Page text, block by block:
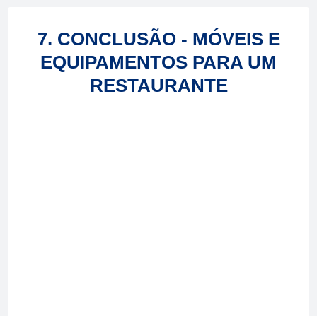
7. CONCLUSÃO - MÓVEIS E
EQUIPAMENTOS PARA UM
RESTAURANTE